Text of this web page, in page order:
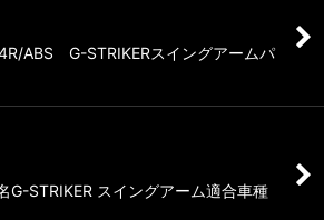
ABS G-STRIKERスイングアームパ
STRIKER スイングアーム適合車種